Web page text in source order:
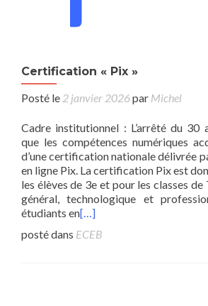
Certification « Pix »
Posté le 2 janvier 2026par Michel
Cadre institutionnel : L’arrêté du 30
que les compétences numériques
d’une certification nationale délivrée
en ligne Pix. La certification Pix est
les élèves de 3e et pour les classes de
général, technologique et
étudiants en[…]
posté dans ECEB